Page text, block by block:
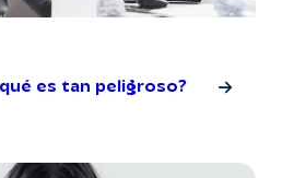
es tan peligroso?